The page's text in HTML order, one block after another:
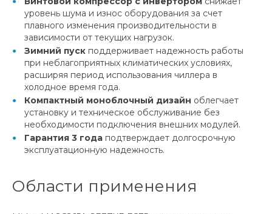
уровень шума и износ оборудования за счет
плавного изменения производительности в
зависимости от текущих нагрузок.
Зимний пуск поддерживает надежность работы
при неблагоприятных климатических условиях,
расширяя период использования чиллера в
холодное время года.
Компактный моноблочный дизайн облегчает
установку и техническое обслуживание без
необходимости подключения внешних модулей.
Гарантия 3 года подтверждает долгосрочную
эксплуатационную надежность.
Области применения